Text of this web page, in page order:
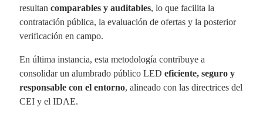
resultan comparables y auditables, lo que facilita la
contratación pública, la evaluación de ofertas y la posterior
verificación en campo.
En última instancia, esta metodología contribuye a
consolidar un alumbrado público LED eficiente, seguro y
responsable con el entorno, alineado con las directrices del
CEI y el IDAE.